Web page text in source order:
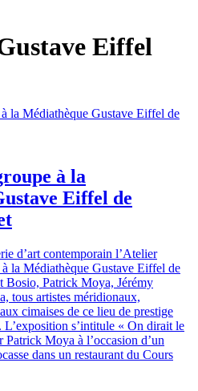
Eiffel
à la
Eiffel de
d’art contemporain l’Atelier
la Médiathèque Gustave Eiffel de
Bosio, Patrick Moya, Jérémy
tous artistes méridionaux,
cimaises de ce lieu de prestige
L’exposition s’intitule « On dirait le
Moya à l’occasion d’un
dans un restaurant du Cours